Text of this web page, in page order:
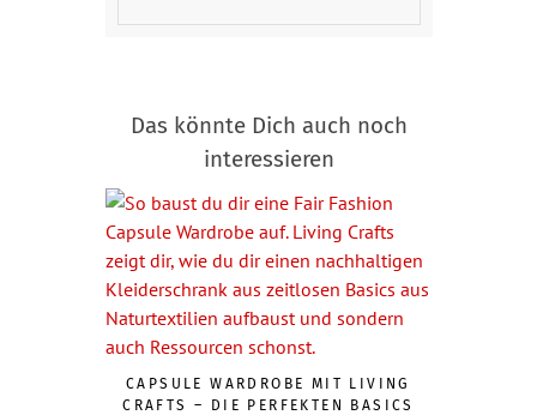
Das könnte Dich auch noch
interessieren
CAPSULE WARDROBE MIT LIVING
CRAFTS – DIE PERFEKTEN BASICS